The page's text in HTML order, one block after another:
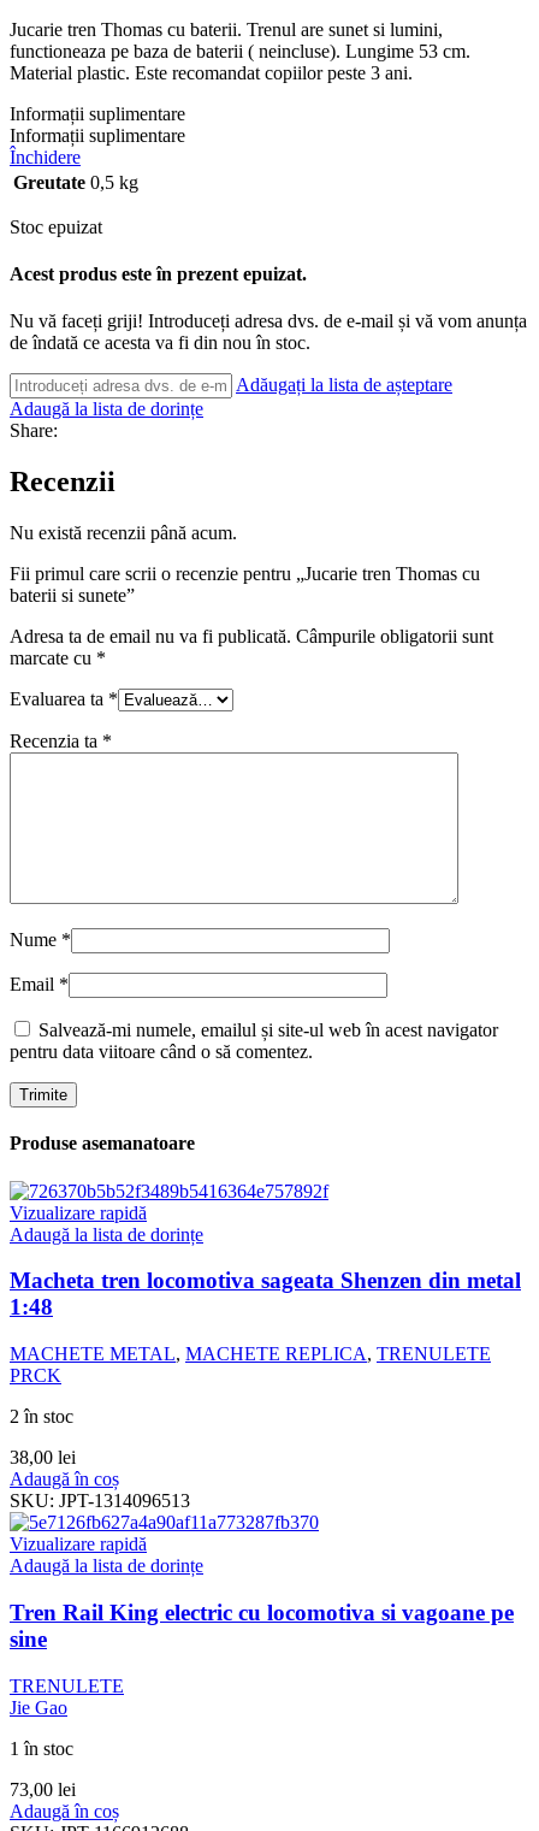
Jucarie tren Thomas cu baterii. Trenul are sunet si lumini,
functioneaza pe baza de baterii ( neincluse). Lungime 53 cm.
Material plastic. Este recomandat copiilor peste 3 ani.
Informații suplimentare
Informații suplimentare
Închidere
Greutate 0,5 kg
Stoc epuizat
Acest produs este în prezent epuizat.
Nu vă faceți griji! Introduceți adresa dvs. de e-mail și vă vom anunța
de îndată ce acesta va fi din nou în stoc.
Adăugați la lista de așteptare
Adaugă la lista de dorințe
Share:
Recenzii
Nu există recenzii până acum.
Fii primul care scrii o recenzie pentru „Jucarie tren Thomas cu
baterii si sunete”
Adresa ta de email nu va fi publicată. Câmpurile obligatorii sunt
marcate cu *
Evaluarea ta *
Recenzia ta *
Nume *
Email *
Salvează-mi numele, emailul și site-ul web în acest navigator
pentru data viitoare când o să comentez.
Produse asemanatoare
Vizualizare rapidă
Adaugă la lista de dorințe
Macheta tren locomotiva sageata Shenzen din metal
1:48
MACHETE METAL, MACHETE REPLICA, TRENULETE
PRCK
2 în stoc
38,00 lei
Adaugă în coș
SKU: JPT-1314096513
Vizualizare rapidă
Adaugă la lista de dorințe
Tren Rail King electric cu locomotiva si vagoane pe
sine
TRENULETE
Jie Gao
1 în stoc
73,00 lei
Adaugă în coș